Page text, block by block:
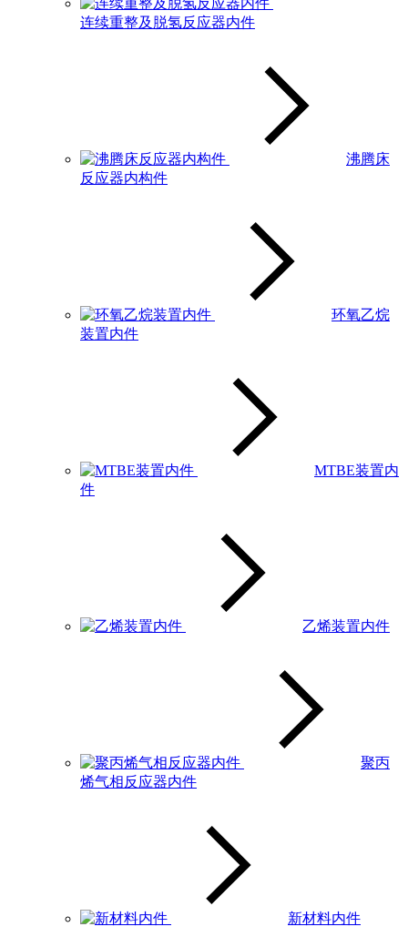
连续重整及脱氢反应器内件
沸腾床
反应器内构件
环氧乙烷
装置内件
MTBE装置内
件
乙烯装置内件
聚丙
烯气相反应器内件
新材料内件